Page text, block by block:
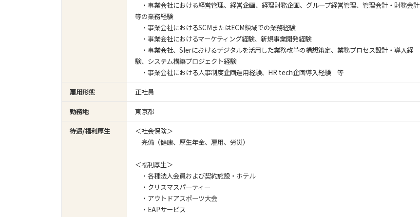
・事業会社における経営管理、経営企画、経理財務企画、グループ経営管理、管理会計・財務会計
等の業務経験
・事業会社におけるSCMまたはECM領域での業務経験
・事業会社におけるマーケティング経験、新規事業開発経験
・事業会社、SIerにおけるデジタルを活用した業務改革の構想策定、業務プロセス設計・導入経
験、システム構築プロジェクト経験
・事業会社における人事制度企画運用経験、HR tech企画導入経験 等
雇用形態
正社員
勤務地
東京都
待遇/福利厚生
＜社会保険＞
完備（健康、厚生年金、雇用、労災）
＜福利厚生＞
・各種法人会員および契約施設・ホテル
・クリスマスパーティー
・アウトドアスポーツ大会
・EAPサービス